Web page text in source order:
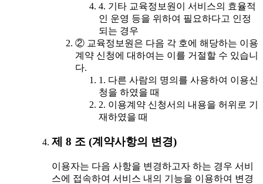
4. 기타 교육정보원이 서비스의 효율적
인 운영 등을 위하여 필요하다고 인정
되는 경우
② 교육정보원은 다음 각 호에 해당하는 이용
계약 신청에 대하여는 이를 거절할 수 있습니
다.
1. 다른 사람의 명의를 사용하여 이용신
청을 하였을 때
2. 이용계약 신청서의 내용을 허위로 기
재하였을 때
제 8 조 (계약사항의 변경)
이용자는 다음 사항을 변경하고자 하는 경우 서비
스에 접속하여 서비스 내의 기능을 이용하여 변경